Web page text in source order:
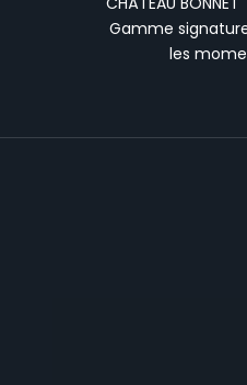
Gamme
les